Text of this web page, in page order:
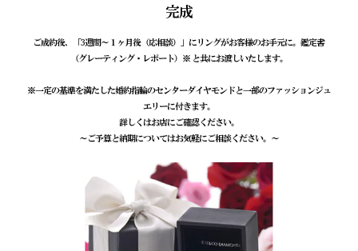
完成
ご成約後、「3週間～１ヶ月後（応相談）」にリングがお客様のお手元に。鑑定書
（グレーティング・レポート）※ と共にお渡しいたします。
※一定の基準を満たした婚約指輪のセンターダイヤモンドと一部のファッションジュ
エリーに付きます。
詳しくはお店にご確認ください。
～ご予算と納期についてはお気軽にご相談ください。～